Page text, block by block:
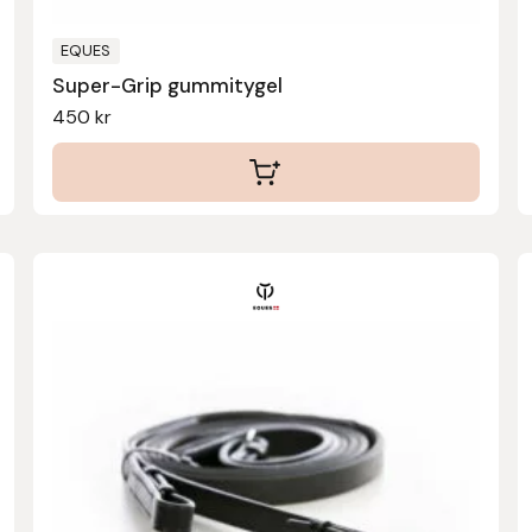
EQUES
Super-Grip gummitygel
450 kr
produktsidan